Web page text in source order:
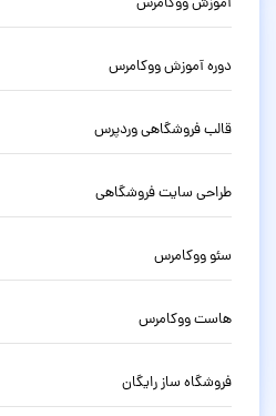
دوره آموزش ووکامرس
قالب فروشگاهی وردپرس
طراحی سایت فروشگاهی
سئو ووکامرس
هاست ووکامرس
فروشگاه ساز رایگان